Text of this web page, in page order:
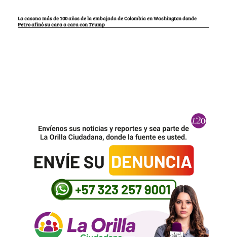
La casona más de 100 años de la embajada de Colombia en Washington donde
Petro afinó su cara a cara con Trump